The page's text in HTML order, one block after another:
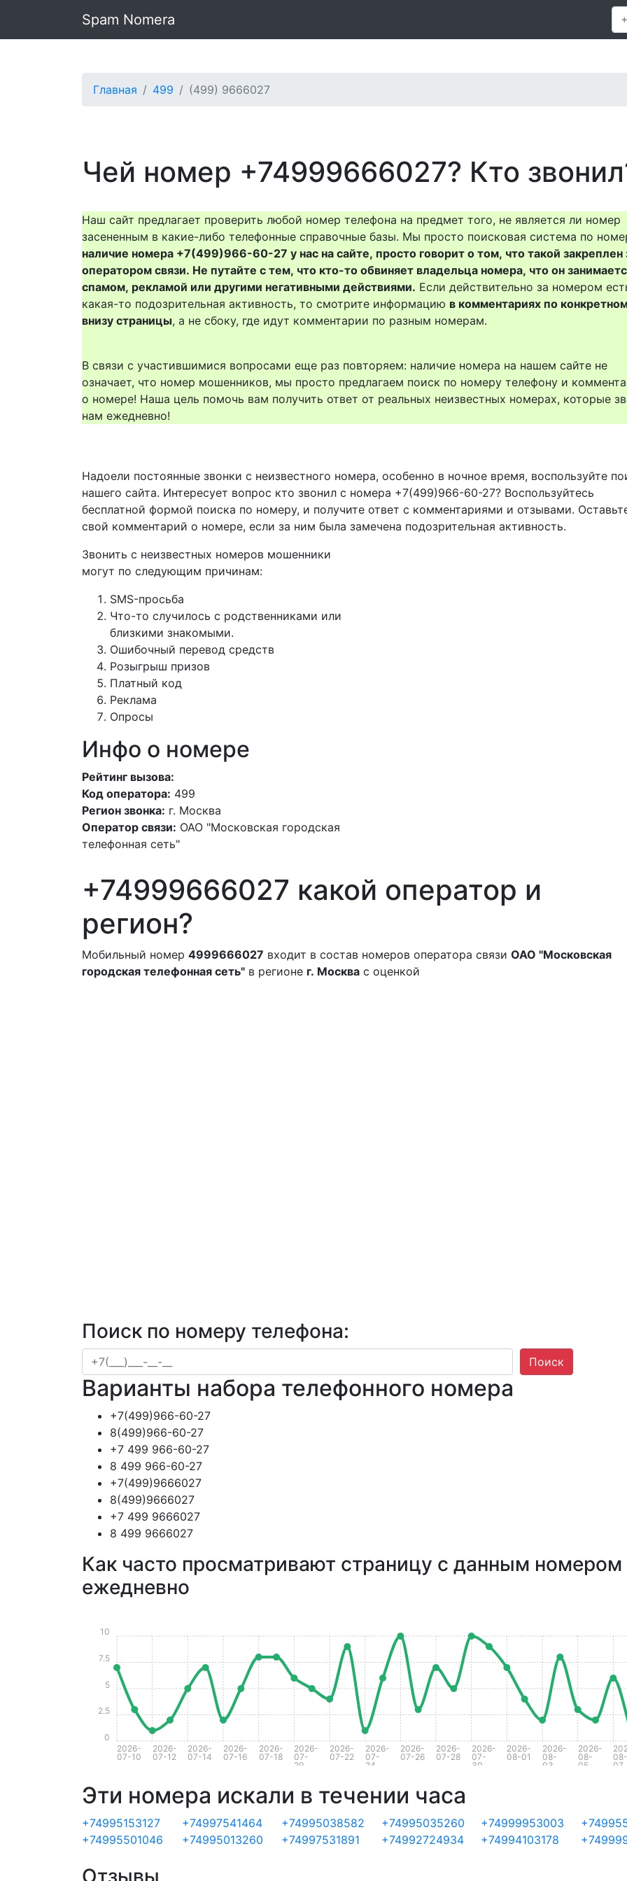
Spam Nomera
Главная 499 (499) 9666027
Чей номер +74999666027? Кто
Наш сайт предлагает проверить любой номер телефона на предмет того, не является ли номер
засененным в какие-либо телефонные справочные базы. Мы просто поисковая система по
наличие номера +7(499)966-60-27 у нас на сайте, просто говорит о том, что такой закреплен
оператором связи. Не путайте с тем, что кто-то обвиняет владельца номера, что он
спамом, рекламой или другими негативными действиями. Если действительно за номером
какая-то подозрительная активность, то смотрите информацию в комментариях по
внизу страницы, а не сбоку, где идут комментарии по разным номерам.
В связи с участившимися вопросами еще раз повторяем: наличие номера на нашем сайте не
означает, что номер мошенников, мы просто предлагаем поиск по номеру телефону и
о номере! Наша цель помочь вам получить ответ от реальных неизвестных номерах, которые
нам ежедневно!
Надоели постоянные звонки с неизвестного номера, особенно в ночное время, воспользуйте
нашего сайта. Интересует вопрос кто звонил с номера +7(499)966-60-27? Воспользуйтесь
бесплатной формой поиска по номеру, и получите ответ с комментариями и отзывами.
свой комментарий о номере, если за ним была замечена подозрительная активность.
Звонить с неизвестных номеров мошенники
могут по следующим причинам:
SMS-просьба
Что-то случилось с родственниками или
близкими знакомыми.
Ошибочный перевод средств
Розыгрыш призов
Платный код
Реклама
Опросы
Инфо о номере
Рейтинг вызова:
Код оператора: 499
Регион звонка: г. Москва
Оператор связи: ОАО "Московская городская
телефонная сеть"
+74999666027 какой оператор и
регион?
Мобильный номер 4999666027 входит в состав номеров оператора связи ОАО "Московская
городская телефонная сеть" в регионе г. Москва с оценкой
Поиск по номеру телефона:
Поиск
Варианты набора телефонного номера
+7(499)966-60-27
8(499)966-60-27
+7 499 966-60-27
8 499 966-60-27
+7(499)9666027
8(499)9666027
+7 499 9666027
8 499 9666027
Как часто просматривают страницу с данным номером
ежедневно
2026-
07-10
2026-
07-12
2026-
07-14
2026-
07-16
2026-
07-18
2026-
07-
20
2026-
07-22
2026-
07-
24
2026-
07-26
2026-
07-28
2026-
07-
30
2026-
08-01
2026-
08-
03
2026-
08-
05
08-
07
0
2.5
5
7.5
10
Эти номера искали в течении часа
+74995153127 +74997541464 +74995038582 +74995035260 +74999953003
+74995501046
+74995013260 +74997531891 +74992724934 +74994103178
Отзывы